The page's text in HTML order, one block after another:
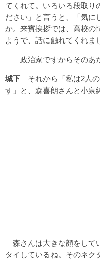
てくれて。いろいろ段取り
ださい」と言うと、「気に
か。来賓挨拶では、高校の
ようで、話に触れてくれま
――政治家ですからそのあ
城下 それから「私は2人
す」と、森喜朗さんと小泉
森さんは大きな顔をして
タイしているね。そのネ